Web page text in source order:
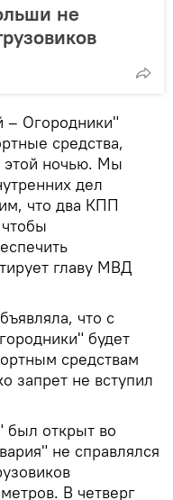
не
– Огородники"
средства,
этой ночью. Мы
дел
что два КПП
главу МВД
что с
будет
средствам
запрет не вступил
был открыт во
не справлялся
В четверг